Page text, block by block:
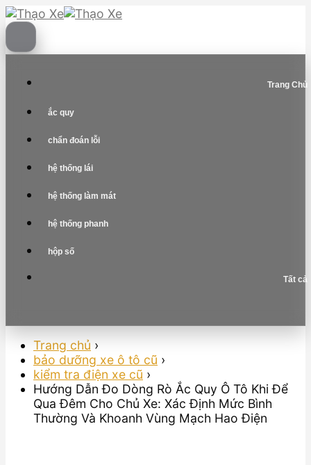
Skip
to
content
Trang Chủ
ắc quy
chẩn đoán lỗi
hệ thống lái
hệ thống làm mát
hệ thống phanh
hộp số
Tất cả
Trang chủ ›
bảo dưỡng xe ô tô cũ ›
kiểm tra điện xe cũ ›
Hướng Dẫn Đo Dòng Rò Ắc Quy Ô Tô Khi Để
Qua Đêm Cho Chủ Xe: Xác Định Mức Bình
Thường Và Khoanh Vùng Mạch Hao Điện